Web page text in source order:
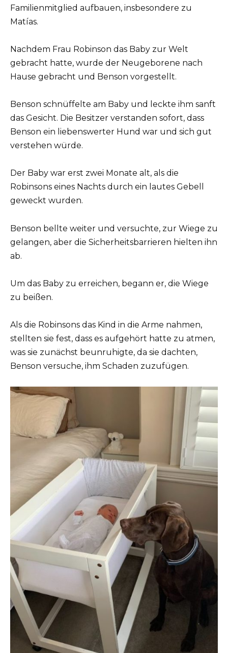
Familienmitglied aufbauen, insbesondere zu
Matías.
Nachdem Frau Robinson das Baby zur Welt
gebracht hatte, wurde der Neugeborene nach
Hause gebracht und Benson vorgestellt.
Benson schnüffelte am Baby und leckte ihm sanft
das Gesicht. Die Besitzer verstanden sofort, dass
Benson ein liebenswerter Hund war und sich gut
verstehen würde.
Der Baby war erst zwei Monate alt, als die
Robinsons eines Nachts durch ein lautes Gebell
geweckt wurden.
Benson bellte weiter und versuchte, zur Wiege zu
gelangen, aber die Sicherheitsbarrieren hielten ihn
ab.
Um das Baby zu erreichen, begann er, die Wiege
zu beißen.
Als die Robinsons das Kind in die Arme nahmen,
stellten sie fest, dass es aufgehört hatte zu atmen,
was sie zunächst beunruhigte, da sie dachten,
Benson versuche, ihm Schaden zuzufügen.